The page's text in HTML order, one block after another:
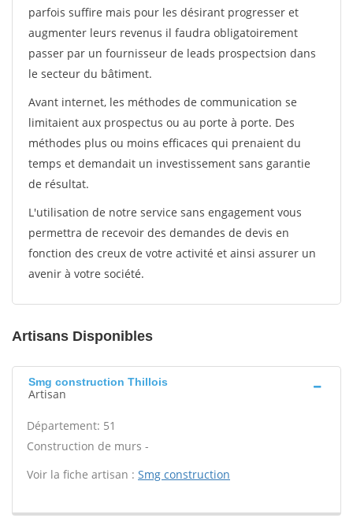
parfois suffire mais pour les désirant progresser et
augmenter leurs revenus il faudra obligatoirement
passer par un fournisseur de leads prospectsion dans
le secteur du bâtiment.
Avant internet, les méthodes de communication se
limitaient aux prospectus ou au porte à porte. Des
méthodes plus ou moins efficaces qui prenaient du
temps et demandait un investissement sans garantie
de résultat.
L'utilisation de notre service sans engagement vous
permettra de recevoir des demandes de devis en
fonction des creux de votre activité et ainsi assurer un
avenir à votre société.
Artisans Disponibles
Smg construction Thillois
Artisan
Département: 51
Construction de murs -
Voir la fiche artisan : Smg construction